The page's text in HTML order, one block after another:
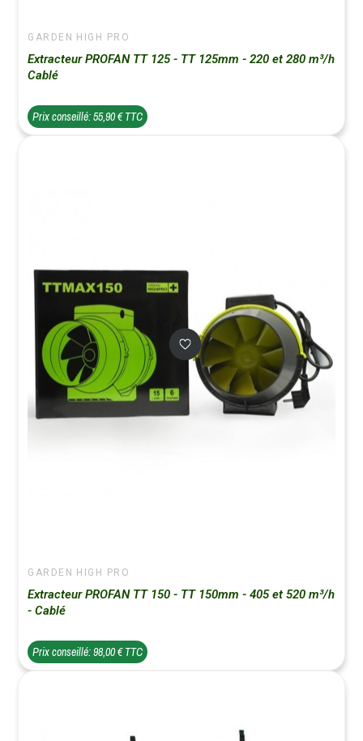
GARDEN HIGH PRO
Extracteur PROFAN TT 125 - TT 125mm - 220 et 280 m³/h
Cablé
Prix conseillé: 55,90 € TTC
GARDEN HIGH PRO
Extracteur PROFAN TT 150 - TT 150mm - 405 et 520 m³/h
- Cablé
Prix conseillé: 98,00 € TTC